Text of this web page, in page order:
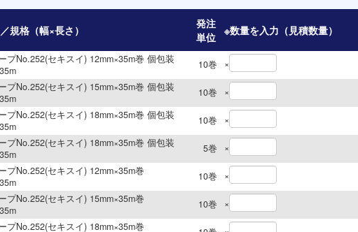
規格（幅×長さ）
発注
単位 ※数量を入力（見積数量）
プNo.252(セキスイ) 12mm×35m巻 個包装
10巻 ×
プNo.252(セキスイ) 15mm×35m巻 個包装
10巻 ×
プNo.252(セキスイ) 18mm×35m巻 個包装
10巻 ×
プNo.252(セキスイ) 18mm×35m巻 個包装
5巻 ×
プNo.252(セキスイ) 12mm×35m巻
10巻 ×
プNo.252(セキスイ) 15mm×35m巻
10巻 ×
プNo.252(セキスイ) 18mm×35m巻